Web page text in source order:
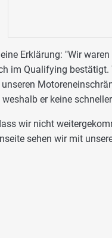
Erklärung: "Wir
im Qualifying bestätigt.
er keine
wir nicht
sehen wir mit